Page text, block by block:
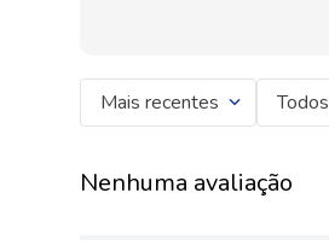
Mais recentes Todos
Nenhuma avaliação